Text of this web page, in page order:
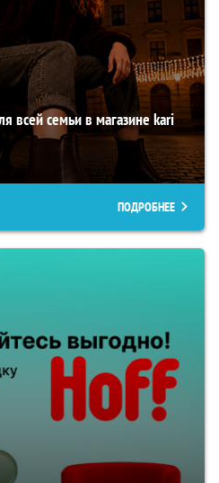
всей семьи в магазине kari
ПОДРОБНЕЕ